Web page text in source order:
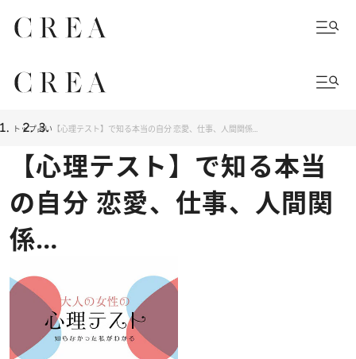
トップ占い 【心理テスト】で知る本当の自分 恋愛、仕事、人間関係…
【心理テスト】で知る本当
の自分 恋愛、仕事、人間関
係…